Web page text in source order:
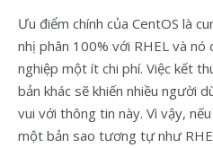
Ưu điểm chính của CentOS là
nhị phân 100% với RHEL và nó
nghiệp một ít chi phí. Việc kết
bản khác sẽ khiến nhiều người
vui với thông tin này. Vì vậy,
một bản sao tương tự như